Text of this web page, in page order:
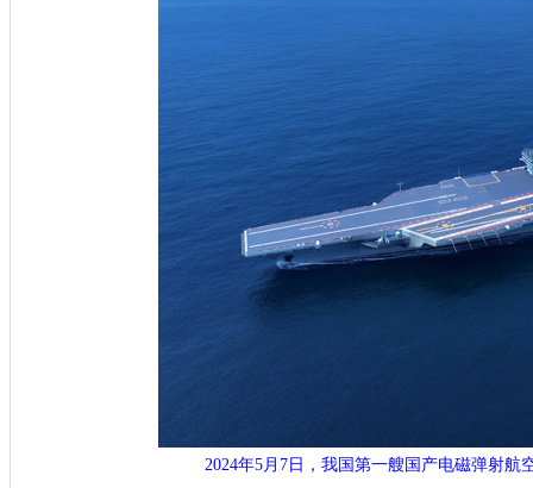
2024年5月7日，我国第一艘国产电磁弹射